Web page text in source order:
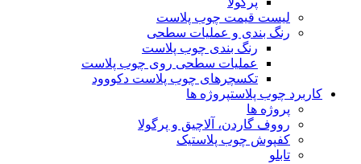
لیست قیمت چوب پلاست
رنگ بندی و عملیات سطحی
رنگ بندی چوب پلاست
عملیات سطحی روی چوب پلاست
تکسچرهای چوب پلاست دکووود
کاربرد چوب پلاستپروژه ها
پروژه ها
رووف گاردن، آلاچیق و پرگولا
کفپوش چوب پلاستیک
تابلو